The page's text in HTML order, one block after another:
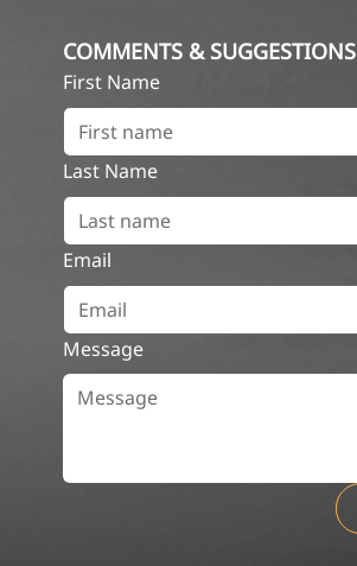
COMMENTS & SUGGESTIONS
First Name
Last Name
Email
Message